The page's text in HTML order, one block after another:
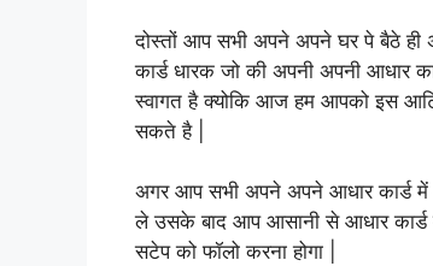
दोस्तों आप सभी अपने अपने घर पे बैठे ही
कार्ड धारक जो की अपनी अपनी आधार
स्वागत है क्योकि आज हम आपको इस
सकते है |
अगर आप सभी अपने अपने आधार कार्ड में
ले उसके बाद आप आसानी से आधार
सटेप को फॉलो करना होगा |